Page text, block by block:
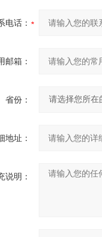
电话：
邮箱：
省份：
地址：
说明：